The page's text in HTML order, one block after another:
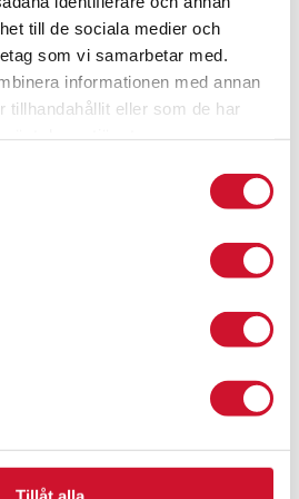
till de sociala medier och
som vi samarbetar med.
informationen med annan
tillhandahållit eller som de har
i metall